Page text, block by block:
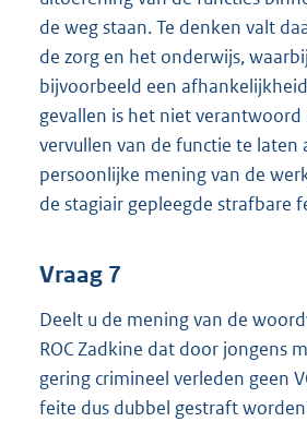
de weg staan. Te denken valt
de zorg en het onderwijs,
bijvoorbeeld een
gevallen is het niet
vervullen van de functie te laten
persoonlijke mening van de
de stagiair gepleegde strafbare
Vraag 7
Deelt u de mening van de
ROC Zadkine dat door jongens
gering crimineel verleden geen
feite dus dubbel gestraft